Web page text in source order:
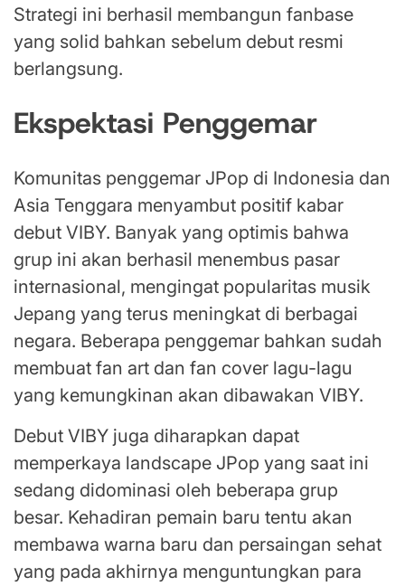
Strategi ini berhasil membangun fanbase
yang solid bahkan sebelum debut resmi
berlangsung.
Ekspektasi Penggemar
Komunitas penggemar JPop di Indonesia dan
Asia Tenggara menyambut positif kabar
debut VIBY. Banyak yang optimis bahwa
grup ini akan berhasil menembus pasar
internasional, mengingat popularitas musik
Jepang yang terus meningkat di berbagai
negara. Beberapa penggemar bahkan sudah
membuat fan art dan fan cover lagu-lagu
yang kemungkinan akan dibawakan VIBY.
Debut VIBY juga diharapkan dapat
memperkaya landscape JPop yang saat ini
sedang didominasi oleh beberapa grup
besar. Kehadiran pemain baru tentu akan
membawa warna baru dan persaingan sehat
yang pada akhirnya menguntungkan para